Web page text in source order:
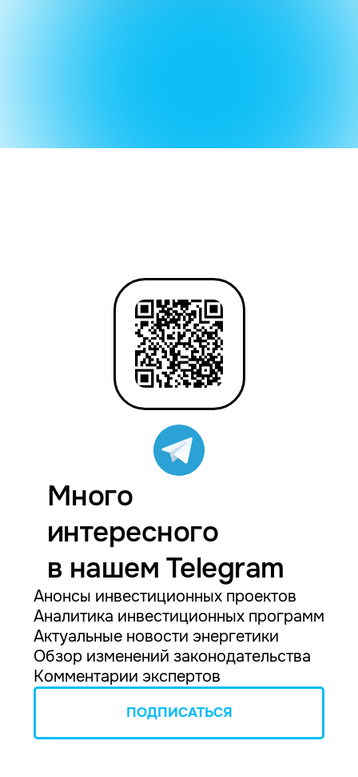
Много
интересного
в нашем Telegram
Анонсы инвестиционных проектов
Аналитика инвестиционных программ
Актуальные новости энергетики
Обзор изменений законодательства
Комментарии экспертов
ПОДПИСАТЬСЯ